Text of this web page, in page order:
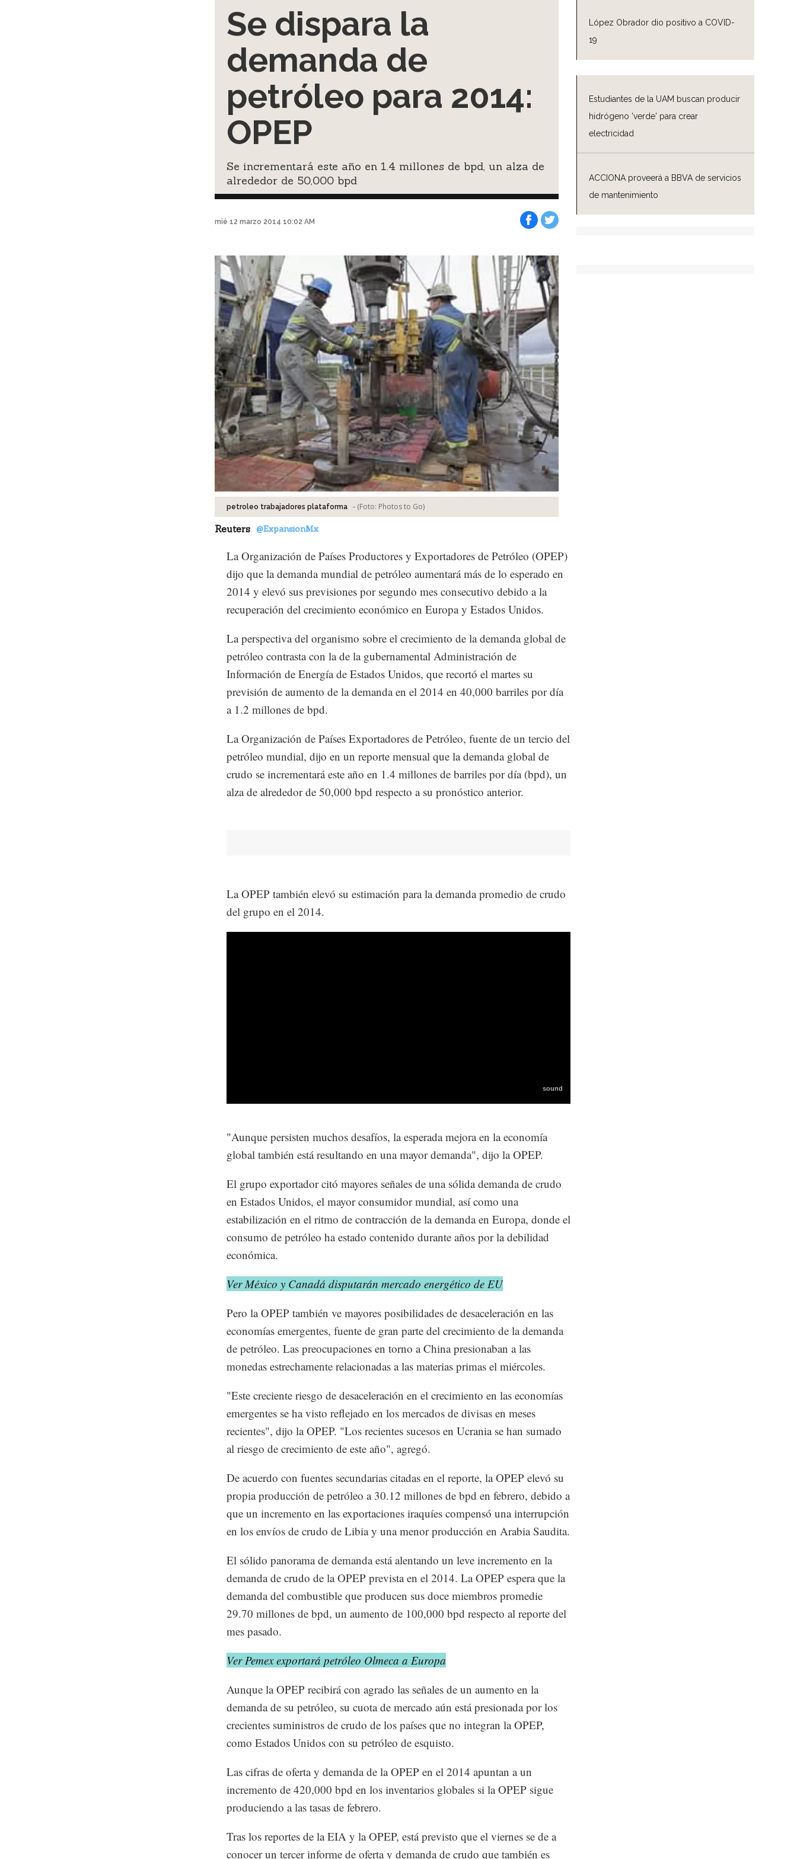
López Obrador dio positivo a COVID-
19
Estudiantes de la UAM buscan producir
hidrógeno 'verde' para crear
electricidad
ACCIONA proveerá a BBVA de servicios
de mantenimiento
Se dispara la
demanda de
petróleo para 2014:
OPEP
Se incrementará este año en 1.4 millones de bpd, un alza de
alrededor de 50,000 bpd
mié 12 marzo 2014 10:02 AM
petroleo trabajadores plataforma - (Foto: Photos to Go)
Reuters @ExpansionMx
La Organización de Países Productores y Exportadores de Petróleo (OPEP)
dijo que la demanda mundial de petróleo aumentará más de lo esperado en
2014 y elevó sus previsiones por segundo mes consecutivo debido a la
recuperación del crecimiento económico en Europa y Estados Unidos.
La perspectiva del organismo sobre el crecimiento de la demanda global de
petróleo contrasta con la de la gubernamental Administración de
Información de Energía de Estados Unidos, que recortó el martes su
previsión de aumento de la demanda en el 2014 en 40,000 barriles por día
a 1.2 millones de bpd.
La Organización de Países Exportadores de Petróleo, fuente de un tercio del
petróleo mundial, dijo en un reporte mensual que la demanda global de
crudo se incrementará este año en 1.4 millones de barriles por día (bpd), un
alza de alrededor de 50,000 bpd respecto a su pronóstico anterior.
La OPEP también elevó su estimación para la demanda promedio de crudo
del grupo en el 2014.
"Aunque persisten muchos desafíos, la esperada mejora en la economía
global también está resultando en una mayor demanda", dijo la OPEP.
El grupo exportador citó mayores señales de una sólida demanda de crudo
en Estados Unidos, el mayor consumidor mundial, así como una
estabilización en el ritmo de contracción de la demanda en Europa, donde el
consumo de petróleo ha estado contenido durante años por la debilidad
económica.
Ver México y Canadá disputarán mercado energético de EU
Pero la OPEP también ve mayores posibilidades de desaceleración en las
economías emergentes, fuente de gran parte del crecimiento de la demanda
de petróleo. Las preocupaciones en torno a China presionaban a las
monedas estrechamente relacionadas a las materias primas el miércoles.
"Este creciente riesgo de desaceleración en el crecimiento en las economías
emergentes se ha visto reflejado en los mercados de divisas en meses
recientes", dijo la OPEP. "Los recientes sucesos en Ucrania se han sumado
al riesgo de crecimiento de este año", agregó.
De acuerdo con fuentes secundarias citadas en el reporte, la OPEP elevó su
propia producción de petróleo a 30.12 millones de bpd en febrero, debido a
que un incremento en las exportaciones iraquíes compensó una interrupción
en los envíos de crudo de Libia y una menor producción en Arabia Saudita.
El sólido panorama de demanda está alentando un leve incremento en la
demanda de crudo de la OPEP prevista en el 2014. La OPEP espera que la
demanda del combustible que producen sus doce miembros promedie
29.70 millones de bpd, un aumento de 100,000 bpd respecto al reporte del
mes pasado.
Ver Pemex exportará petróleo Olmeca a Europa
Aunque la OPEP recibirá con agrado las señales de un aumento en la
demanda de su petróleo, su cuota de mercado aún está presionada por los
crecientes suministros de crudo de los países que no integran la OPEP,
como Estados Unidos con su petróleo de esquisto.
Las cifras de oferta y demanda de la OPEP en el 2014 apuntan a un
incremento de 420,000 bpd en los inventarios globales si la OPEP sigue
produciendo a las tasas de febrero.
Tras los reportes de la EIA y la OPEP, está previsto que el viernes se de a
conocer un tercer informe de oferta y demanda de crudo que también es